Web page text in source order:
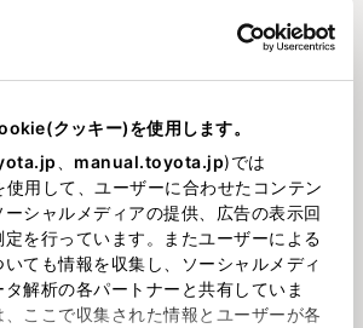
クッキー)を使用します。
manual.toyota.jp)では
用して、ユーザーに合わせたコンテン
シャルメディアの提供、広告の表示回
を行っています。またユーザーによる
ても情報を収集し、ソーシャルメディ
解析の各パートナーと共有していま
ここで収集された情報とユーザーが各
料金見直
【高岡】中古車大商談会🌻
キッズエンジニア